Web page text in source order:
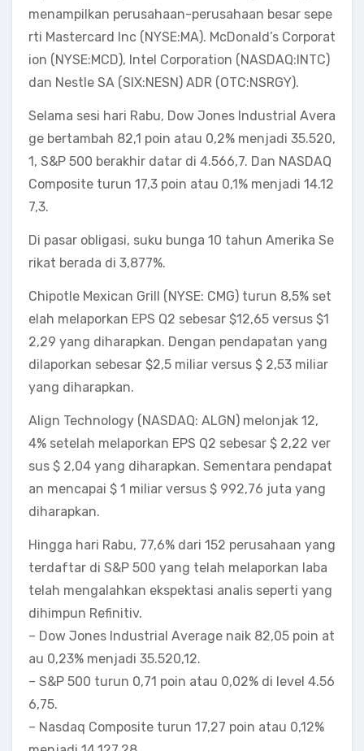
menampilkan perusahaan-perusahaan besar sepe
rti Mastercard Inc (NYSE:MA). McDonald’s Corporat
ion (NYSE:MCD), Intel Corporation (NASDAQ:INTC)
dan Nestle SA (SIX:NESN) ADR (OTC:NSRGY).
Selama sesi hari Rabu, Dow Jones Industrial Avera
ge bertambah 82,1 poin atau 0,2% menjadi 35.520,
1, S&P 500 berakhir datar di 4.566,7. Dan NASDAQ
Composite turun 17,3 poin atau 0,1% menjadi 14.12
7,3.
Di pasar obligasi, suku bunga 10 tahun Amerika Se
rikat berada di 3,877%.
Chipotle Mexican Grill (NYSE: CMG) turun 8,5% set
elah melaporkan EPS Q2 sebesar $12,65 versus $1
2,29 yang diharapkan. Dengan pendapatan yang
dilaporkan sebesar $2,5 miliar versus $ 2,53 miliar
yang diharapkan.
Align Technology (NASDAQ: ALGN) melonjak 12,
4% setelah melaporkan EPS Q2 sebesar $ 2,22 ver
sus $ 2,04 yang diharapkan. Sementara pendapat
an mencapai $ 1 miliar versus $ 992,76 juta yang
diharapkan.
Hingga hari Rabu, 77,6% dari 152 perusahaan yang
terdaftar di S&P 500 yang telah melaporkan laba
telah mengalahkan ekspektasi analis seperti yang
dihimpun Refinitiv.
– Dow Jones Industrial Average naik 82,05 poin at
au 0,23% menjadi 35.520,12.
– S&P 500 turun 0,71 poin atau 0,02% di level 4.56
6,75.
– Nasdaq Composite turun 17,27 poin atau 0,12%